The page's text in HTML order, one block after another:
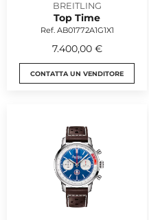
BREITLING
Top Time
Ref. AB01772A1G1X1
7.400,00 €
CONTATTA UN VENDITORE